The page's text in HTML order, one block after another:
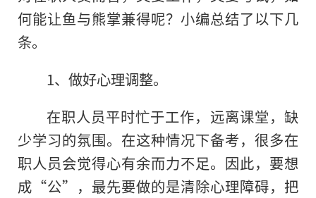
何能让鱼与熊掌兼得呢？小编总结了以下几
条。
1、做好心理调整。
在职人员平时忙于工作，远离课堂，缺
少学习的氛围。在这种情况下备考，很多在
职人员会觉得心有余而力不足。因此，要想
成“公”，最先要做的是清除心理障碍，把